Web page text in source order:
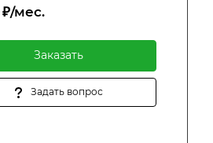
мес.
Заказать
Задать вопрос